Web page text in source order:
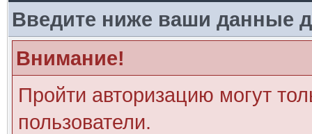
Введите ниже ваши данные
Внимание!
Пройти авторизацию могут
пользователи.